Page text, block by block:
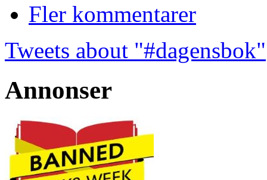
Fler kommentarer
Tweets about "#dagensbok"
Annonser